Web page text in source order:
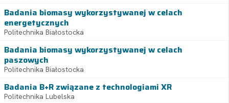
Badania biomasy wykorzystywanej w celach
energetycznych
Politechnika Białostocka
Badania biomasy wykorzystywanej w celach
paszowych
Politechnika Białostocka
Badania B+R związane z technologiami XR
Politechnika Lubelska